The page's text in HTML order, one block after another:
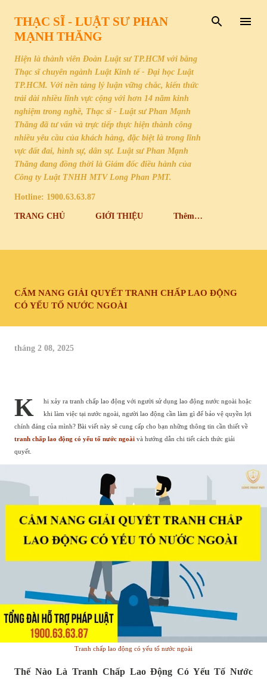
THẠC SĨ - LUẬT SƯ PHAN
MẠNH THĂNG
Hiện là thành viên Đoàn Luật sư TP.HCM với bằng
Thạc sĩ chuyên ngành Luật Kinh tế - Đại học Luật
TP.HCM. Với nền tảng lý luận vững chắc, kiến thức
trải dài nhiều lĩnh vực cộng với hơn 14 năm kinh
nghiệm trong nghề, Thạc sĩ - Luật sư Phan Mạnh
Thăng đã tư vấn và trực tiếp thực hiện thành công
nhiều yêu cầu của khách hàng, đặc biệt là trong lĩnh
vực đất đai, hình sự, dân sự. Luật sư Phan Mạnh
Thăng đang đồng thời là Giám đốc điều hành của
Công ty Luật TNHH MTV Long Phan PMT.
Hotline: 1900.63.63.87
TRANG CHỦ GIỚI THIỆU Thêm…
CẨM NANG GIẢI QUYẾT TRANH CHẤP LAO ĐỘNG
CÓ YẾU TỐ NƯỚC NGOÀI
tháng 2 08, 2025
K
hi xảy ra tranh chấp lao động với người sử dụng lao động nước ngoài hoặc
khi làm việc tại nước ngoài, người lao động cần làm gì để bảo vệ quyền lợi
chính đáng của mình? Bài viết này sẽ cung cấp cho bạn những thông tin cần thiết về
tranh chấp lao động có yếu tố nước ngoài và hướng dẫn chi tiết cách thức giải
quyết.
Tranh chấp lao động có yếu tố nước ngoài
Thế Nào Là Tranh Chấp Lao Động Có Yếu Tố Nước